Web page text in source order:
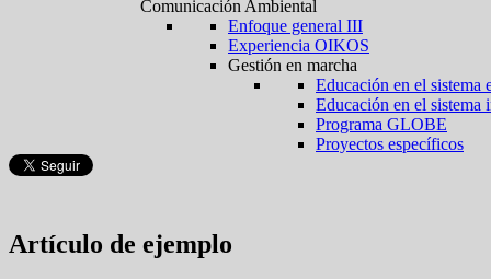
Comunicación Ambiental
Enfoque general III
Experiencia OIKOS
Gestión en marcha
Educación en el sistema
Educación en el sistema
Programa GLOBE
Proyectos específicos
Artículo de ejemplo